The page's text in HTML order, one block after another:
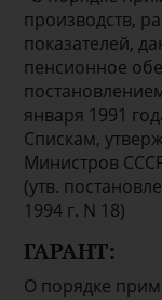
производств,
показателей,
пенсионное
января 1991
Спискам,
Министров
(утв.
1994 г. N 18)
ГАРАНТ:
О порядке